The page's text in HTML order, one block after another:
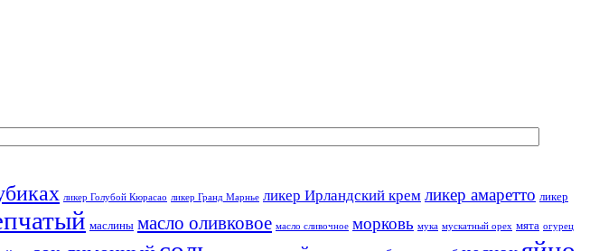
ликер Голубой Кюрасао ликер Гранд Марнье ликер Ирландский крем ликер амаретто ликер
маслины масло оливковое масло сливочное морковь мука мускатный орех мята огурец